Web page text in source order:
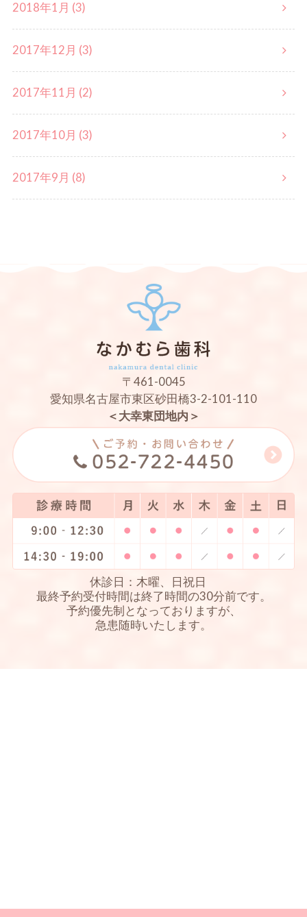
2018年1月 (3)
2017年12月 (3)
2017年11月 (2)
2017年10月 (3)
2017年9月 (8)
〒461-0045
愛知県名古屋市東区砂田橋3-2-101-110
＜大幸東団地内＞
休診日：木曜、日祝日
最終予約受付時間は終了時間の30分前です。
予約優先制となっておりますが、
急患随時いたします。